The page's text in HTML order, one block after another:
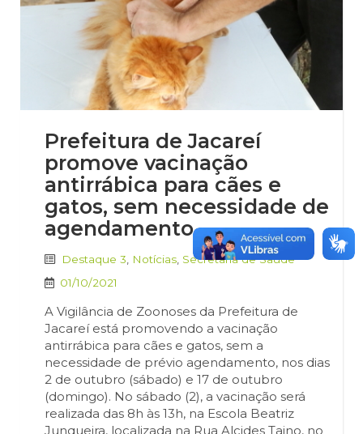
Prefeitura de Jacareí
promove vacinação
antirrábica para cães e
gatos, sem necessidade de
agendamento
Destaque 3 Notícias Secretaria de Saúde
01/10/2021
A Vigilância de Zoonoses da Prefeitura de
Jacareí está promovendo a vacinação
antirrábica para cães e gatos, sem a
necessidade de prévio agendamento, nos dias
2 de outubro (sábado) e 17 de outubro
(domingo). No sábado (2), a vacinação será
realizada das 8h às 13h, na Escola Beatriz
Junqueira, localizada na Rua Alcides Taino, no